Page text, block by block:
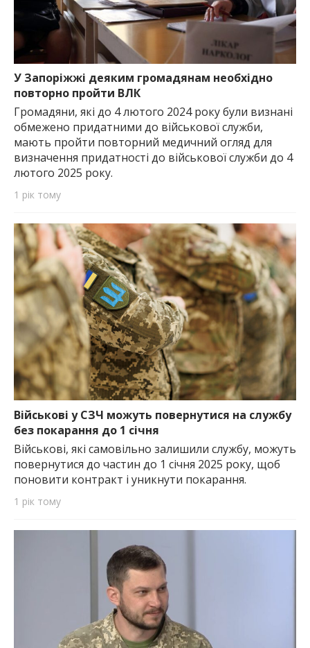
У Запоріжжі деяким громадянам необхідно
повторно пройти ВЛК
Громадяни, які до 4 лютого 2024 року були визнані
обмежено придатними до військової служби,
мають пройти повторний медичний огляд для
визначення придатності до військової служби до 4
лютого 2025 року.
1 рік тому
Військові у СЗЧ можуть повернутися на службу
без покарання до 1 січня
Військові, які самовільно залишили службу, можуть
повернутися до частин до 1 січня 2025 року, щоб
поновити контракт і уникнути покарання.
1 рік тому